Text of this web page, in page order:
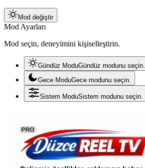
Mod değiştir
Mod Ayarları
Mod seçin, deneyimini kişiselleştirin.
Gündüz ModuGündüz modunu seçin.
Gece ModuGece modunu seçin.
Sistem ModuSistem modunu seçin.